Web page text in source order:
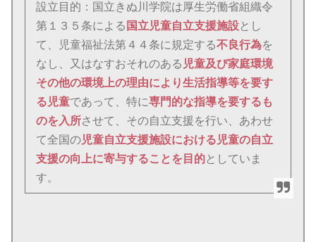
設立目的：国立きぬ川学院は厚生労働省組織令
第１３５条による 国立児童自立支援施設とし
て、児童福祉法第４４条に規定する不良行為を
なし、又はなすおそれのある 児童及び家庭環境
その他の環境上の理由により生活指導等を要す
る児童であって、特に専門的な指導を要するも
のを入所させて、その自立支援を行い、あわせ
て全国の児童自立支援施設における児童の自立
支援の向上に寄与することを目的としていま
す。